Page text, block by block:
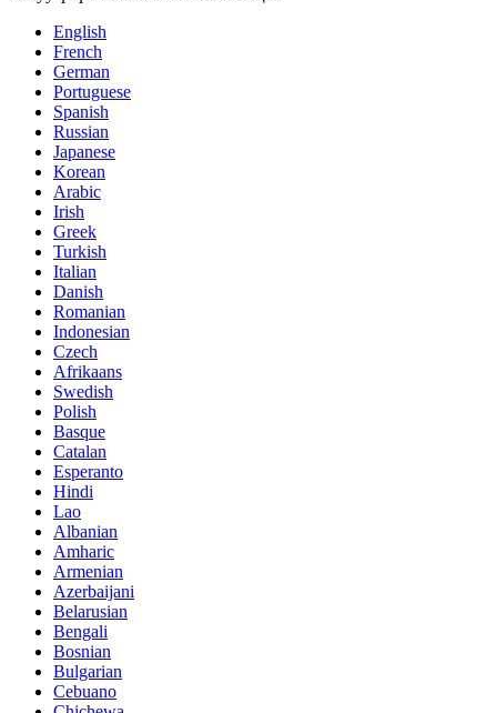
English
French
German
Portuguese
Spanish
Russian
Japanese
Korean
Arabic
Irish
Greek
Turkish
Italian
Danish
Romanian
Indonesian
Czech
Afrikaans
Swedish
Polish
Basque
Catalan
Esperanto
Hindi
Lao
Albanian
Amharic
Armenian
Azerbaijani
Belarusian
Bengali
Bosnian
Bulgarian
Cebuano